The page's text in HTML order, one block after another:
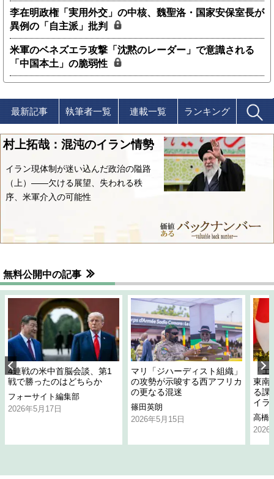
李在明政権「実用外交」の中核、魏聖洛・国家安保室長が
異例の「自主派」批判
米軍のベネズエラ攻撃「沈黙のレーダー」で意識される
「中国本土」の脆弱性
最新記事 執筆者一覧 連載一覧 ランキング
村上拓哉：混沌のイラン情勢
イラン現体制が迷い込んだ政治の隘路
（上）――欠ける展望、失われる秩
序、米軍介入の可能性
無料公開中の記事
4連戦の米中首脳会談、第1
戦で勝ったのはどちらか
フォーサイト編集部
2026年5月17日
マリ「ジハーディスト組織」
の攻勢が示唆する西アフリカ
の更なる混迷
篠田英朗
2026年5月15日
「
東南
る課
イラ
高橋
2026